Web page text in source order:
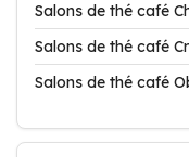
Salons de thé café
Salons de thé café
Salons de thé café